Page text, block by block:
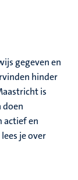
gegeven en
hinder
is
doen
actief en
je over